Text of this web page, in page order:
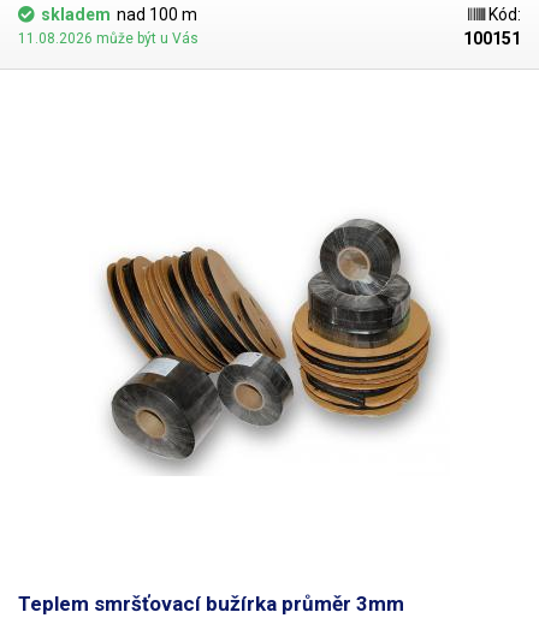
skladem nad 100 m
11.08.2026 může být u Vás
Kód:
100151
Teplem smršťovací bužírka průměr 3mm